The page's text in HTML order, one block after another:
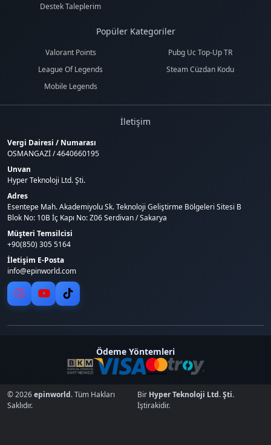
Destek Taleplerim
Popüler Kategoriler
Valorant Points
Pubg Uc Top-Up TR
League Of Legends
Steam Cüzdan Kodu
Mobile Legends
İletişim
Vergi Dairesi / Numarası
OSMANGAZİ / 4640660195
Unvan
Hyper Teknoloji Ltd. Şti.
Adres
Esentepe Mah. Akademiyolu Sk. Teknoloji Geliştirme Bölgeleri Sitesi B
Blok No: 10B İç Kapı No: Z06 Serdivan / Sakarya
Müşteri Temsilcisi
+90(850) 305 5164
İletişim E-Posta
info@epinworld.com
Ödeme Yöntemleri
© 2026epinworld. Tüm Hakları
Saklıdır.
Bir Hyper Teknoloji Ltd. Şti.
İştirakidir.